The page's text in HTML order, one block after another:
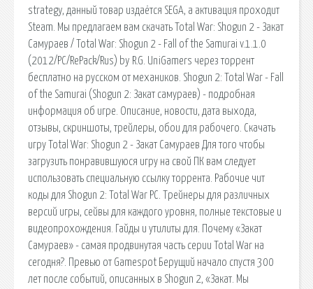
strategy, данный товар издаётся SEGA, а активация проходит
Steam. Мы предлагаем вам скачать Total War: Shogun 2 - Закат
Самураев / Total War: Shogun 2 - Fall of the Samurai v.1.1.0
(2012/PC/RePack/Rus) by R.G. UniGamers через торрент
бесплатно на русском от механиков. Shogun 2: Total War - Fall
of the Samurai (Shogun 2: Закат самураев) - подробная
информация об игре. Описание, новости, дата выхода,
отзывы, скриншоты, трейлеры, обои для рабочего. Скачать
игру Total War: Shogun 2 - Закат Самураев Для того чтобы
загрузить понравившуюся игру на свой ПК вам следует
использовать специальную ссылку торрента. Рабочие чит
коды для Shogun 2: Total War PC. Трейнеры для различных
версий игры, сейвы для каждого уровня, полные текстовые и
видеопрохождения. Гайды и утилиты для. Почему «Закат
Самураев» - самая продвинутая часть серии Total War на
сегодня?. Превью от Gamespot Берущий начало спустя 300
лет после событий, описанных в Shogun 2, «Закат. Мы